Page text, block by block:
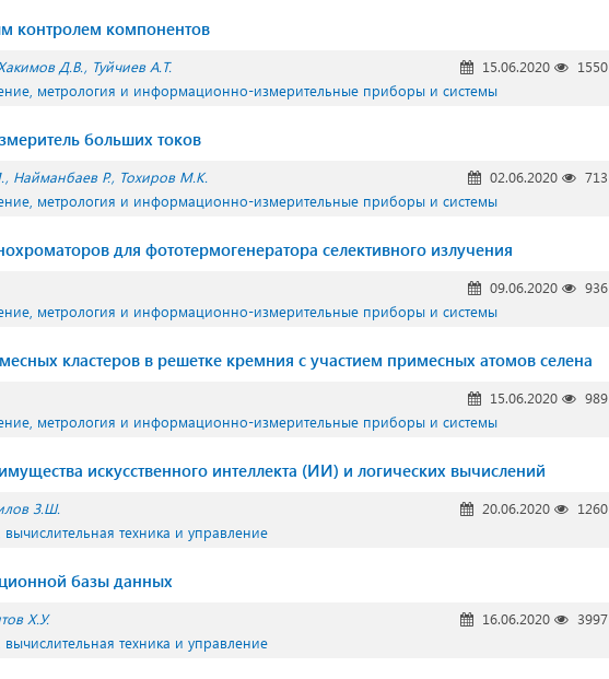
контролем компонентов
Д.В. Туйчиев А.Т. 15.06.2020
1550
метрология и информационно-измерительные приборы и системы
больших токов
Найманбаев Р. Тохиров М.К. 02.06.2020
713
метрология и информационно-измерительные приборы и системы
для фототермогенератора селективного излучения
09.06.2020
936
метрология и информационно-измерительные приборы и системы
кластеров в решетке кремния с участием примесных атомов селена
15.06.2020
989
метрология и информационно-измерительные приборы и системы
искусственного интеллекта (ИИ) и логических вычислений
З.Ш. 20.06.2020
1260
техника и управление
базы данных
Х.У. 16.06.2020
3997
техника и управление